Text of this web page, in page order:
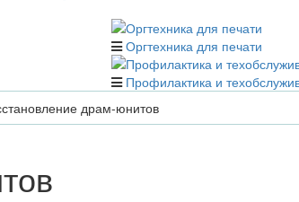
Оргтехника для печати
Профилактика и
драм-юнитов